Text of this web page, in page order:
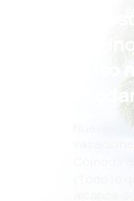
¡Eh!
incluso
Nuevas
Cómoda
¡Todo lo